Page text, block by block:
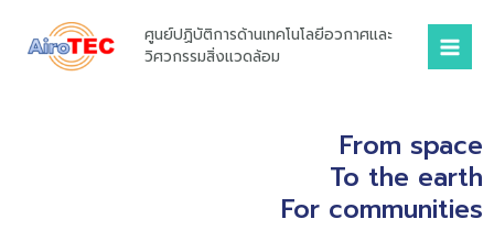
content
ศูนย์ปฏิบัติการด้านเทคโนโลยีอวกาศและ
วิศวกรรมสิ่งแวดล้อม
From space
To the earth
For communities